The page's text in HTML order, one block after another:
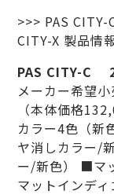
>>> PAS CITY-
CITY-X 製品情
PAS CITY-C
メーカー希望
（本体価格
カラー4色（新
ヤ消しカラー/
ー/新色） ■マ
マットインディ